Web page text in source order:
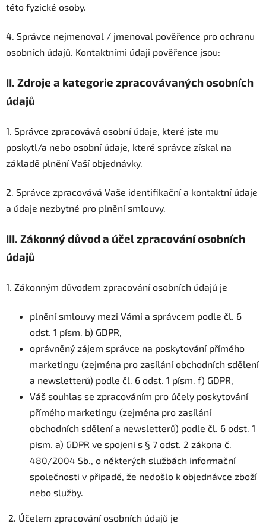
této fyzické osoby.
4. Správce nejmenoval / jmenoval pověřence pro ochranu
osobních údajů. Kontaktními údaji pověřence jsou:
II. Zdroje a kategorie zpracovávaných osobních
údajů
1. Správce zpracovává osobní údaje, které jste mu
poskytl/a nebo osobní údaje, které správce získal na
základě plnění Vaší objednávky.
2. Správce zpracovává Vaše identifikační a kontaktní údaje
a údaje nezbytné pro plnění smlouvy.
III. Zákonný důvod a účel zpracování osobních
údajů
1. Zákonným důvodem zpracování osobních údajů je
plnění smlouvy mezi Vámi a správcem podle čl. 6
odst. 1 písm. b) GDPR,
oprávněný zájem správce na poskytování přímého
marketingu (zejména pro zasílání obchodních sdělení
a newsletterů) podle čl. 6 odst. 1 písm. f) GDPR,
Váš souhlas se zpracováním pro účely poskytování
přímého marketingu (zejména pro zasílání
obchodních sdělení a newsletterů) podle čl. 6 odst. 1
písm. a) GDPR ve spojení s § 7 odst. 2 zákona č.
480/2004 Sb., o některých službách informační
společnosti v případě, že nedošlo k objednávce zboží
nebo služby.
2. Účelem zpracování osobních údajů je